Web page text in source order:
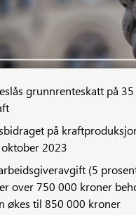
grunnrenteskatt på
på
2023
(5
over 750 000 kroner
økes til 850 000 kroner